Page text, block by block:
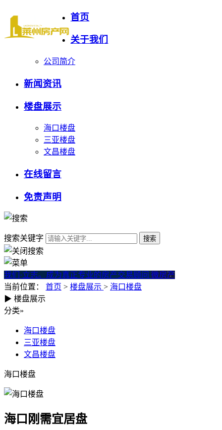
海口刚需宜居盘
首页
关于我们
公司简介
新闻资讯
楼盘展示
海口楼盘
三亚楼盘
文昌楼盘
在线留言
免责声明
搜索关键字
我们·立志。成为真正专业的房产交易顾问 微房产
当前位置： 首页 > 楼盘展示 > 海口楼盘
▶ 楼盘展示
分类»
海口楼盘
三亚楼盘
文昌楼盘
海口楼盘
海口刚需宜居盘